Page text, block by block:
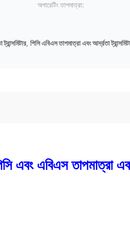
অপারেটিং তাপমাত্রা:
, পিসি এবিএস তাপমাত্রা এবং আর্দ্রতা
এবং এবিএস তাপমাত্রা এবং